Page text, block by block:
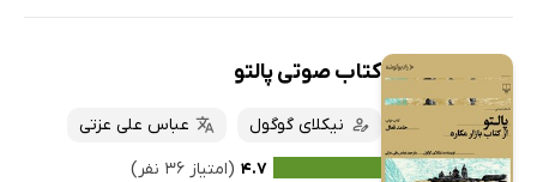
کتاب صوتی پالتو
نیکلای گوگول
عباس علی عزتی
۴.۷ (امتیاز ۳۶ نفر)